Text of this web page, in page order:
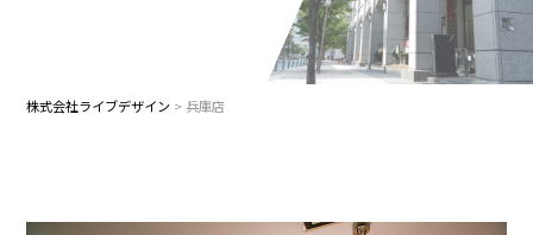
株式会社ライブデザイン >兵庫店